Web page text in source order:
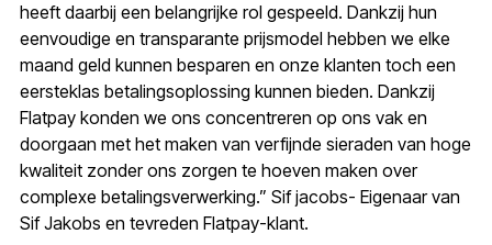
heeft daarbij een belangrijke rol gespeeld. Dankzij hun
eenvoudige en transparante prijsmodel hebben we elke
maand geld kunnen besparen en onze klanten toch een
eersteklas betalingsoplossing kunnen bieden. Dankzij
Flatpay konden we ons concentreren op ons vak en
doorgaan met het maken van verfijnde sieraden van hoge
kwaliteit zonder ons zorgen te hoeven maken over
complexe betalingsverwerking.” Sif jacobs- Eigenaar van
Sif Jakobs en tevreden Flatpay-klant.